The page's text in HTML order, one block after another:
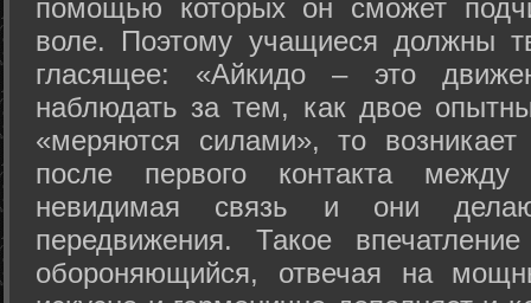
помощью которых он сможет
воле. Поэтому учащиеся должны
гласящее: «Айкидо – это
наблюдать за тем, как двое
«меряются силами», то возникает
после первого контакта
невидимая связь и они
передвижения. Такое
обороняющийся, отвечая на